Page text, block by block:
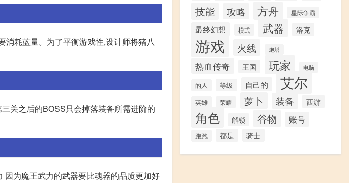
消耗蓝量。为了平衡游戏性,设计师将猪八
关之后的BOSS只会掉落装备所需进阶的
因为魔王武力的武器要比魂器的品质更加好
技能 攻略 方舟 星际争霸
最终幻想 模式 武器 洛克
游戏 火线 炮塔
热血传奇 王国 玩家 电脑
的人 等级 自己的 艾尔
英雄 荣耀 萝卜 装备 西游
角色 解锁 谷物 账号
跑跑 都是 骑士